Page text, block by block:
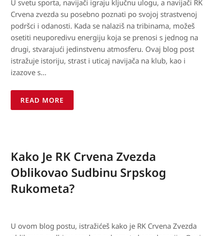
U svetu sporta, navijači igraju ključnu ulogu, a navijači RK
Crvena zvezda su posebno poznati po svojoj strastvenoj
podršci i odanosti. Kada se nalaziš na tribinama, možeš
osetiti neuporedivu energiju koja se prenosi s jednog na
drugi, stvarajući jedinstvenu atmosferu. Ovaj blog post
istražuje istoriju, strast i uticaj navijača na klub, kao i
izazove s…
READ MORE
Kako Je RK Crvena Zvezda
Oblikovao Sudbinu Srpskog
Rukometa?
U ovom blog postu, istražićeš kako je RK Crvena Zvezda